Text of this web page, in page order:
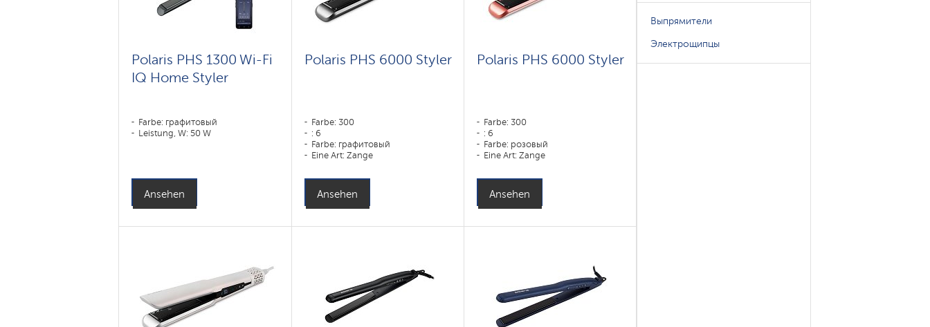
Polaris PHS 1300 Wi-Fi
IQ Home Styler
Farbe: графитовый
Leistung, W: 50 W
Ansehen
Polaris PHS 6000 Styler
Farbe: 300
: 6
Farbe: графитовый
Eine Art: Zange
Ansehen
Polaris PHS 6000 Styler
Farbe: 300
: 6
Farbe: розовый
Eine Art: Zange
Ansehen
Выпрямители
Электрощипцы